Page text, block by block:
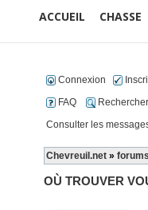
ACCUEIL CHASSE
Connexion
FAQ
Rechercher
Consulter les
Chevreuil.net » forums
OÙ TROUVER